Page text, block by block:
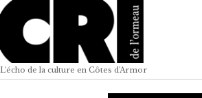
L'écho de la culture en Côtes d'Armor